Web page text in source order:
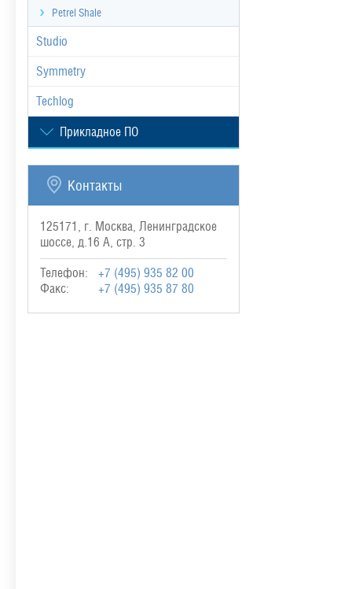
Petrel Shale
Studio
Symmetry
Techlog
Прикладное ПО
Контакты
125171, г. Москва, Ленинградское
шоссе, д.16 А, стр. 3
Телефон:
+7 (495) 935 82 00
Факс:
+7 (495) 935 87 80